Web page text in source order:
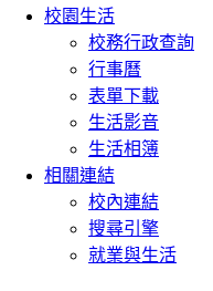
校園生活
校務行政查詢
行事曆
表單下載
生活影音
生活相簿
相關連結
校內連結
搜尋引擎
就業與生活